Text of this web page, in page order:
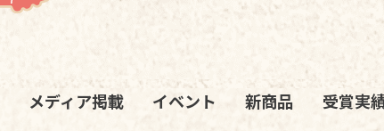
メディア掲載 イベント 新商品 受賞実